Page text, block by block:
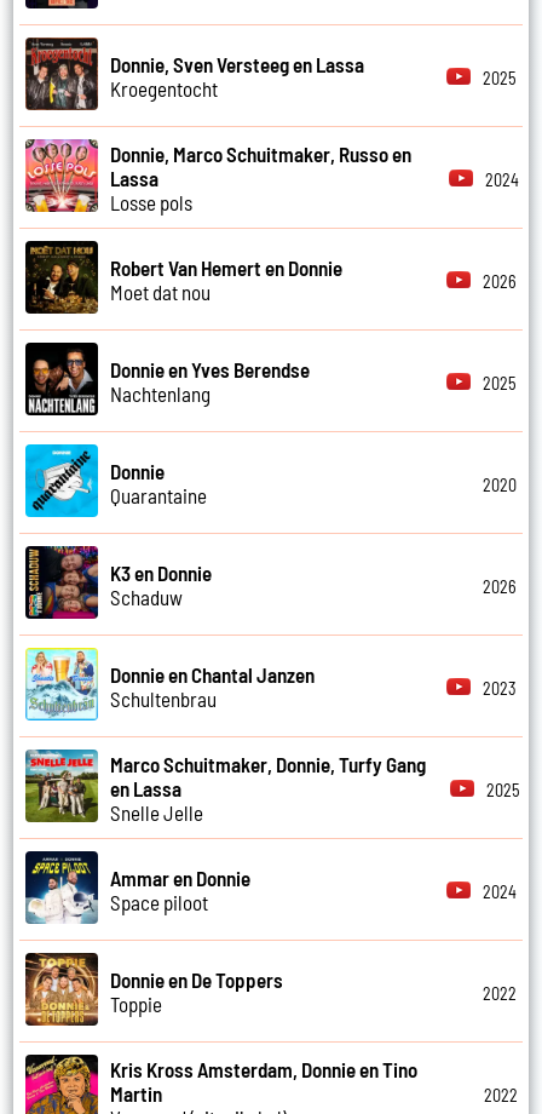
Donnie, Sven Versteeg en Lassa
Kroegentocht
2025
Donnie, Marco Schuitmaker, Russo en
Lassa
Losse pols
2024
Robert Van Hemert en Donnie
Moet dat nou
2026
Donnie en Yves Berendse
Nachtenlang
2025
Donnie
Quarantaine
2020
K3 en Donnie
Schaduw
2026
Donnie en Chantal Janzen
Schultenbrau
2023
Marco Schuitmaker, Donnie, Turfy Gang
en Lassa
Snelle Jelle
2025
Ammar en Donnie
Space piloot
2024
Donnie en De Toppers
Toppie
2022
Kris Kross Amsterdam, Donnie en Tino
Martin
2022